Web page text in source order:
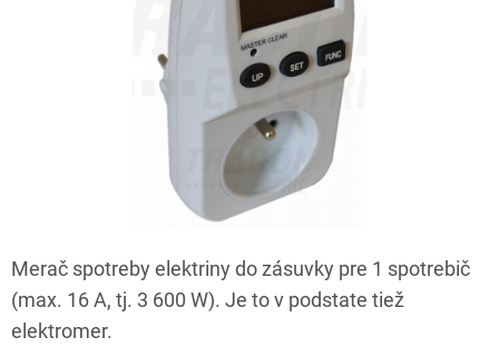
Merač spotreby elektriny do zásuvky pre 1 spotrebič
(max. 16 A, tj. 3 600 W). Je to v podstate tiež
elektromer.